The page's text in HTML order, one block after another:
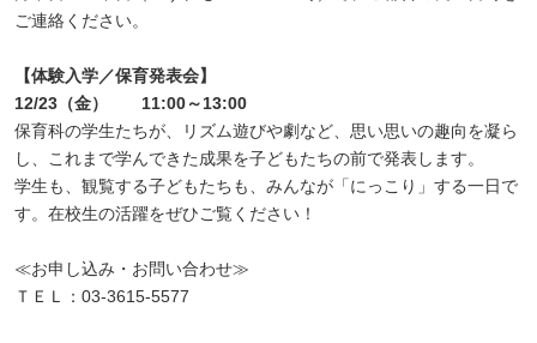
ご連絡ください。
【体験入学／保育発表会】
12/23（金） 11:00～13:00
保育科の学生たちが、リズム遊びや劇など、思い思いの趣向を凝ら
し、これまで学んできた成果を子どもたちの前で発表します。
学生も、観覧する子どもたちも、みんなが「にっこり」する一日で
す。在校生の活躍をぜひご覧ください！
≪お申し込み・お問い合わせ≫
ＴＥＬ：03-3615-5577